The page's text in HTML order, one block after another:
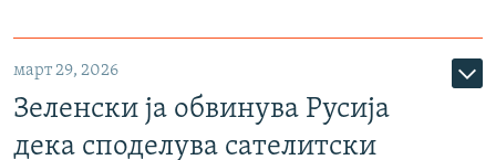
март 29, 2026
Зеленски ја обвинува Русија
дека споделува сателитски